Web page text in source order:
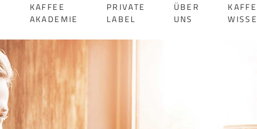
KAFFEE
AKADEMIE
PRIVATE
LABEL
ÜBER
UNS